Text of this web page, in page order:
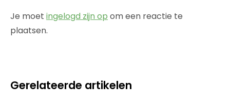
Je moet ingelogd zijn op om een reactie te
plaatsen.
Gerelateerde artikelen